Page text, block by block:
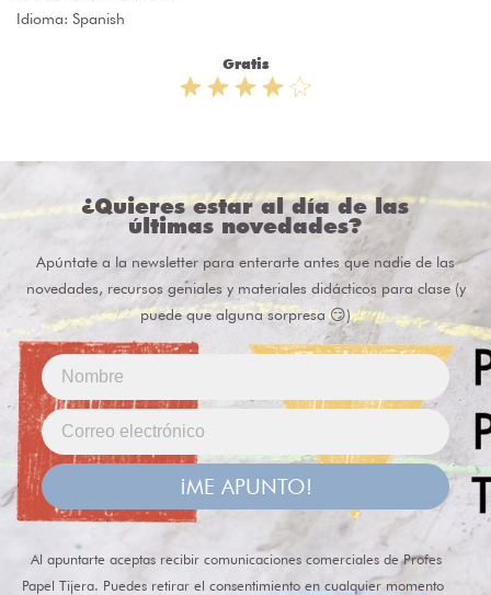
Idioma: Spanish
Gratis
¿Quieres estar al día de las
últimas novedades?
Apúntate a la newsletter para enterarte antes que nadie de las
novedades, recursos geniales y materiales didácticos para clase (y
puede que alguna sorpresa 😏)
¡ME APUNTO!
Al apuntarte aceptas recibir comunicaciones comerciales de Profes
Papel Tijera. Puedes retirar el consentimiento en cualquier momento